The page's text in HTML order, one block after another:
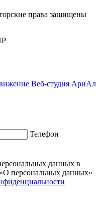
права защищены
Телефон
данных в
персональных данных»